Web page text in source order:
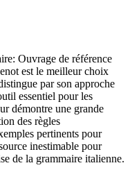
Ouvrage de référence
est le meilleur choix
par son approche
essentiel pour les
démontre une grande
des règles
pertinents pour
inestimable pour
de la grammaire italienne.